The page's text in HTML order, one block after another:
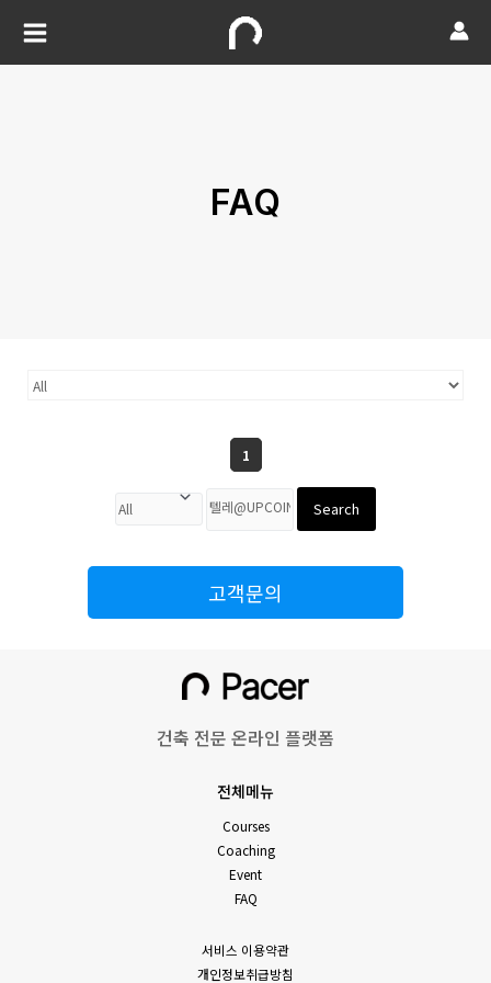
FAQ
1
Search
고객문의
건축 전문 온라인 플랫폼
전체메뉴
Courses
Coaching
Event
FAQ
서비스 이용약관
개인정보취급방침